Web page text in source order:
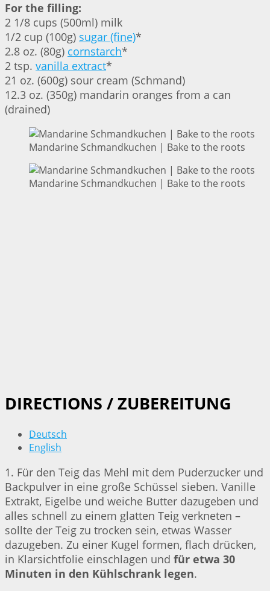
For the filling:
2 1/8 cups (500ml) milk
1/2 cup (100g) sugar (fine)*
2.8 oz. (80g) cornstarch*
2 tsp. vanilla extract*
21 oz. (600g) sour cream (Schmand)
12.3 oz. (350g) mandarin oranges from a can
(drained)
Mandarine Schmandkuchen | Bake to the roots
Mandarine Schmandkuchen | Bake to the roots
DIRECTIONS / ZUBEREITUNG
Deutsch
English
1. Für den Teig das Mehl mit dem Puderzucker und
Backpulver in eine große Schüssel sieben. Vanille
Extrakt, Eigelbe und weiche Butter dazugeben und
alles schnell zu einem glatten Teig verkneten –
sollte der Teig zu trocken sein, etwas Wasser
dazugeben. Zu einer Kugel formen, flach drücken,
in Klarsichtfolie einschlagen und für etwa 30
Minuten in den Kühlschrank legen.